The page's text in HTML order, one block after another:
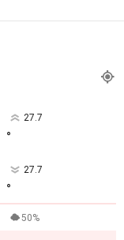
27.7
°
27.7
°
50%